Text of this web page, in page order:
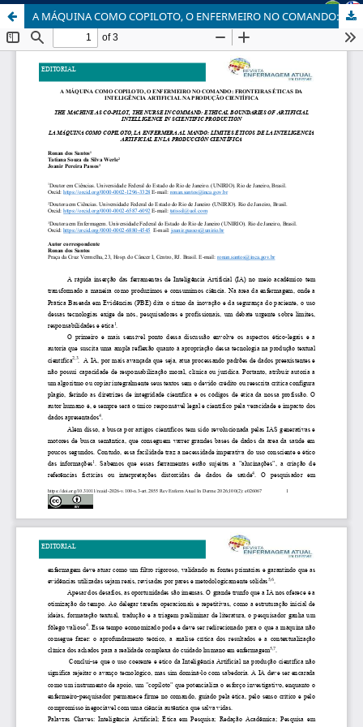
A MÁQUINA COMO COPILOTO, O ENFERMEIRO NO COMANDO: FRONTEIRAS ÉTICAS DA INTELIGÊNCIA ARTIFICIAL NA PRODUÇÃO CIENTÍFICA